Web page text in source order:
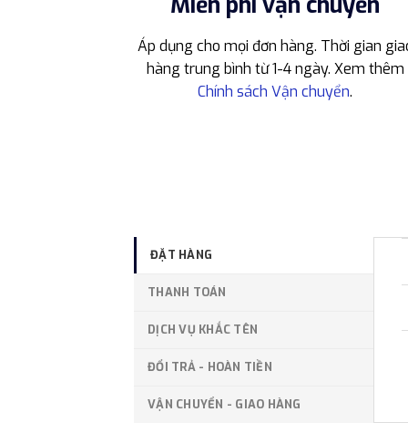
Áp dụng cho mọi đơn hàng. Thời gian
hàng trung bình từ 1-4 ngày. Xem thêm
Chính sách Vận chuyển.
ĐẶT HÀNG
THANH TOÁN
DỊCH VỤ KHẮC TÊN
ĐỔI TRẢ - HOÀN TIỀN
VẬN CHUYỂN - GIAO HÀNG